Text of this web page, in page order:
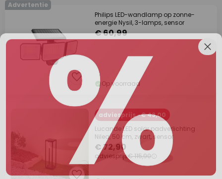
Advertentie
Philips LED-wandlamp op zonne-
energie Nysil, 3-lamps, sensor
€ 60,99
Op voorraad
adviesprijs -€ 43,00
Lucande LED solar padverlichting
Nilea, 50 cm, zwart, sensor
€ 72,90
adviesprijs€ 115,90
14% kortingvanaf €179
Actiecode:SPAAR Kopiëren
Nu besparen
*Uitgesloten merken